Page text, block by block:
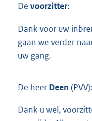
De voorzitter:
Dank voor uw
gaan we verder
uw gang.
De heer Deen (PVV):
Dank u wel,